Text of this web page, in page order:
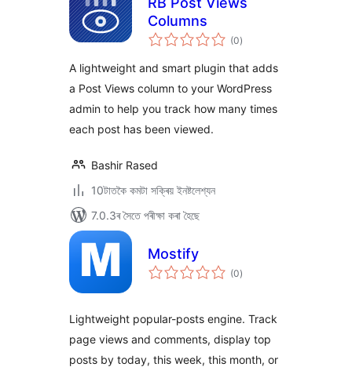
Columns
(0টা
মুঠ)
A lightweight and smart plugin that adds
a Post Views column to your WordPress
admin to help you track how many times
each post has been viewed.
Bashir Rased
10টাতকৈ কমটা সক্ৰিয় ইনষ্টলেশ্যন
7.0.3ৰ সৈতে পৰীক্ষা কৰা হৈছে
Mostify
(0টা
মুঠ)
Lightweight popular-posts engine. Track
page views and comments, display top
posts by today, this week, this month, or